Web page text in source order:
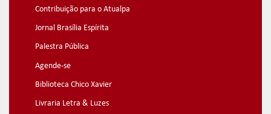
Contribuição para o Atualpa
Jornal Brasília Espírita
Palestra Pública
Agende-se
Biblioteca Chico Xavier
Livraria Letra & Luzes